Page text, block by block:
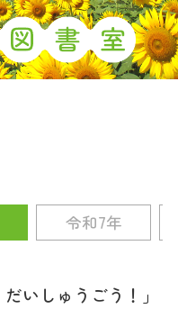
令和7年
いしゅうごう！」